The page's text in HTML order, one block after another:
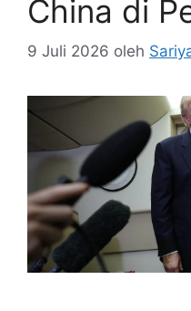
China di
9 Juli 2026 oleh